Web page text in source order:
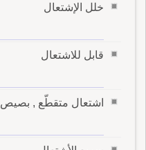
خلل الإشتعال
قابل للاشتعال
اشتعال متقطّع , بصيص